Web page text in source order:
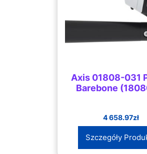
Axis 01808-031
Barebone
4 658.97zł
Szczegóły